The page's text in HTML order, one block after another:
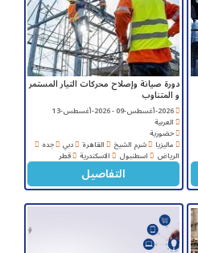
دورة صيانة وإصلاح محركات التيار المستمر
و المتناوب
2026-أغسطس-09 - 2026-أغسطس-13
العربية
حضورية
ماليزيا شرم الشيخ القاهرة دبي جده
الرياض اسطنبول الاسكندرية قطر
التفاصيل